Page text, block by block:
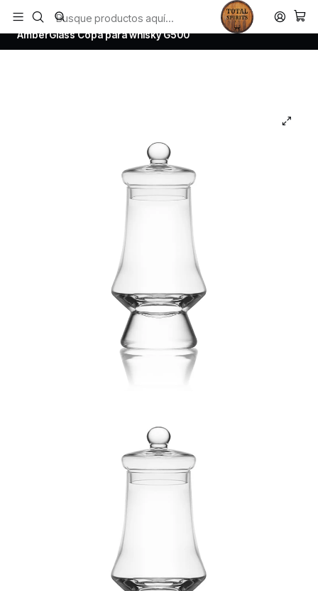
Todos los productos estan en stock. Despachamos a todo Chile.
Inicio
Todos los productos
AmberGlass Copa para whisky G500